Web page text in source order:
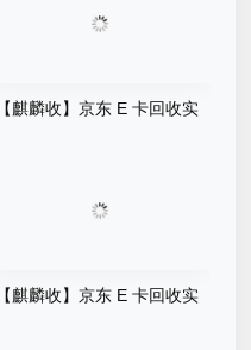
【麒麟收】京东 E 卡回收实
【麒麟收】京东 E 卡回收实